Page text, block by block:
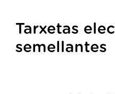
Tarxetas
semellantes